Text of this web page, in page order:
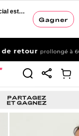
Gagner
ROMWE - Votre e-centre commercial esthétique